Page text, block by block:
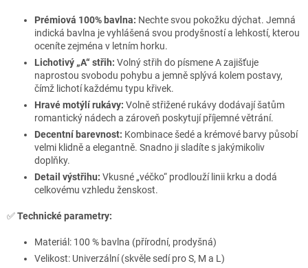
Prémiová 100% bavlna: Nechte svou pokožku dýchat. Jemná
indická bavlna je vyhlášená svou prodyšností a lehkostí, kterou
oceníte zejména v letním horku.
Lichotivý „A“ střih: Volný střih do písmene A zajišťuje
naprostou svobodu pohybu a jemně splývá kolem postavy,
čímž lichotí každému typu křivek.
Hravé motýlí rukávy: Volně střižené rukávy dodávají šatům
romantický nádech a zároveň poskytují příjemné větrání.
Decentní barevnost: Kombinace šedé a krémové barvy působí
velmi klidně a elegantně. Snadno ji sladíte s jakýmikoliv
doplňky.
Detail výstřihu: Vkusné „véčko“ prodlouží linii krku a dodá
celkovému vzhledu ženskost.
✅Technické parametry:
Materiál: 100 % bavlna (přírodní, prodyšná)
Velikost: Univerzální (skvěle sedí pro S, M a L)